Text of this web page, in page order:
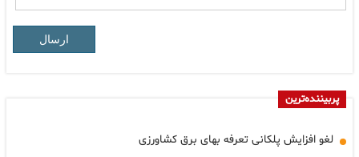
ارسال
پربیننده‌ترین
لغو افزایش پلکانی تعرفه بهای برق کشاورزی